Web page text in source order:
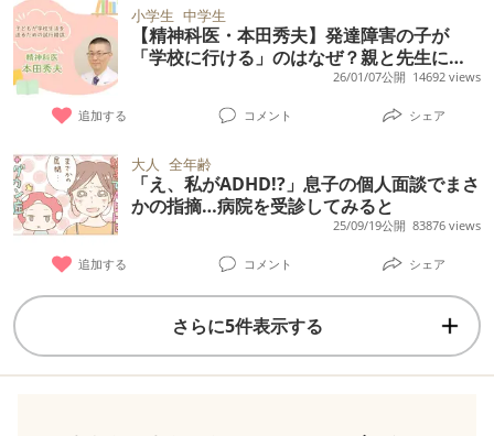
小学生 中学生
【精神科医・本田秀夫】発達障害の子が
「学校に行ける」のはなぜ？親と先生に必
26/01/07公開 14692 views
追加する コメント シェア
大人 全年齢
「え、私がADHD!?」息子の個人面談でまさ
かの指摘…病院を受診してみると
25/09/19公開 83876 views
追加する コメント シェア
さらに5件表示する